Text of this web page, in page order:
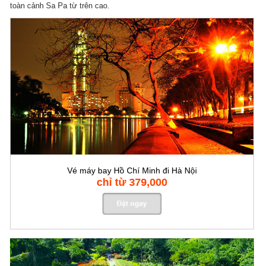
toàn cảnh Sa Pa từ trên cao.
Vé máy bay Hồ Chí Minh đi Hà Nội
chỉ từ 379,000